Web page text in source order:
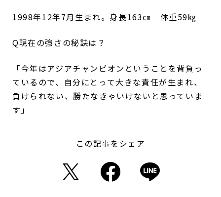
1998年12年7月生まれ。身長163㎝ 体重59㎏
Q現在の強さの秘訣は？
「今年はアジアチャンピオンということを背負っ
ているので、自分にとって大きな責任が生まれ、
負けられない、勝たなきゃいけないと思っていま
す」
この記事をシェア